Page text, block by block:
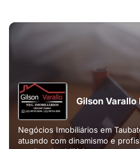
Gilson Varallo
Negócios Imobiliários em
atuando com dinamismo e